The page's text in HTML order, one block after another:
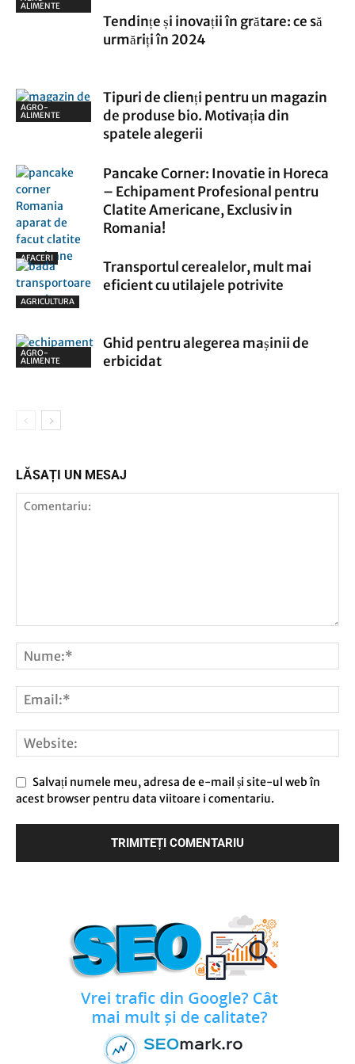
ALIMENTE
Tendințe și inovații în grătare: ce să
urmăriți în 2024
AGRO-
ALIMENTE
Tipuri de clienți pentru un magazin
de produse bio. Motivația din
spatele alegerii
AFACERI
Pancake Corner: Inovatie in Horeca
– Echipament Profesional pentru
Clatite Americane, Exclusiv in
Romania!
AGRICULTURA
Transportul cerealelor, mult mai
eficient cu utilajele potrivite
AGRO-
ALIMENTE
Ghid pentru alegerea mașinii de
erbicidat
LĂSAȚI UN MESAJ
Salvați numele meu, adresa de e-mail și site-ul web în
acest browser pentru data viitoare i comentariu.